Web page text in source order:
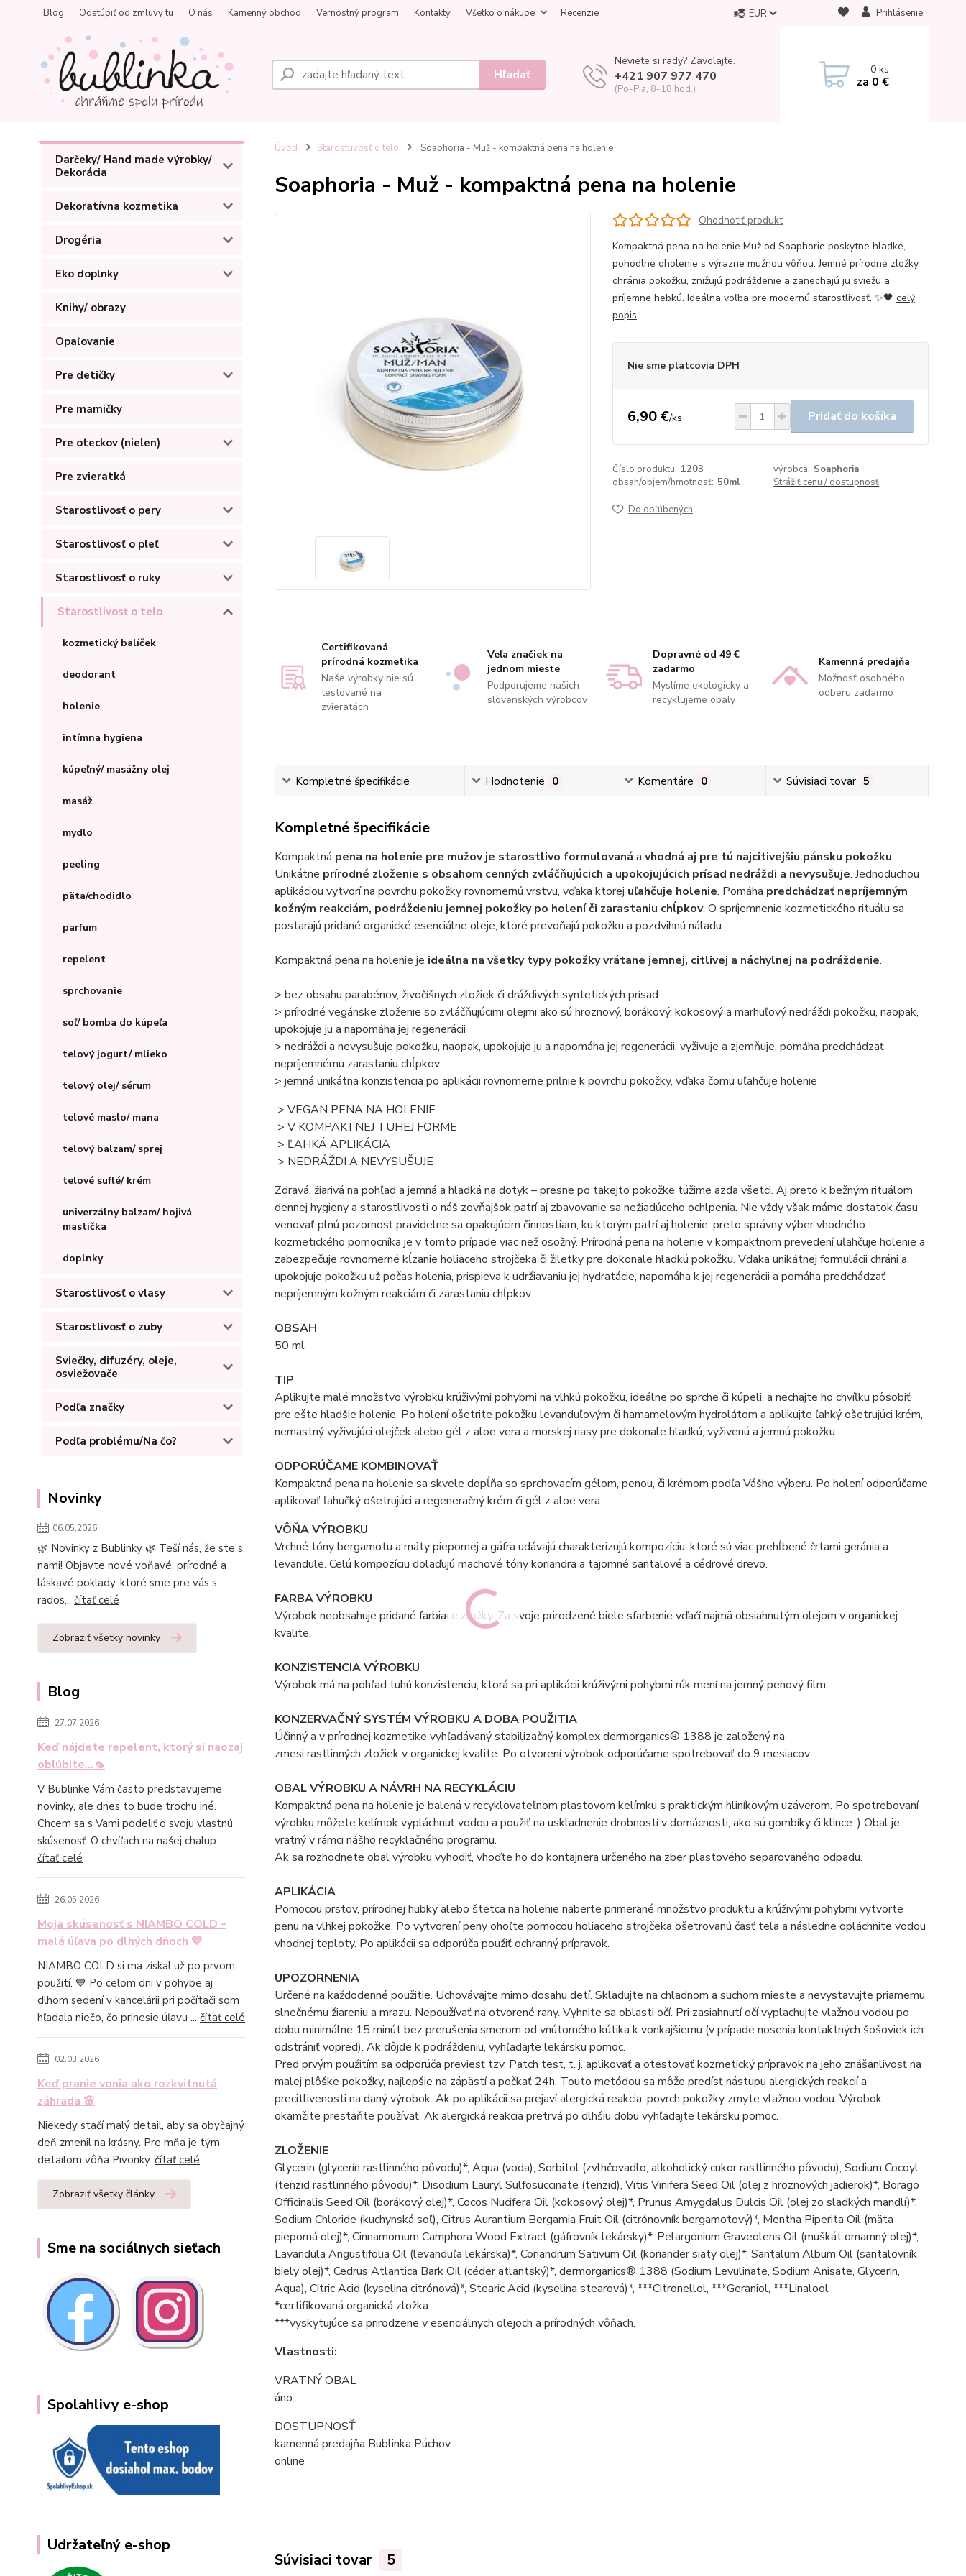
Blog Odstúpiť od zmluvy tu O nás Kamenný obchod Vernostný program Kontakty Všetko o nákupe Recenzie EUR Prihlásenie
Hľadať
Neviete si rady? Zavolajte.
+421 907 977 470
(Po-Pia, 8-18 hod.)
0ks
za 0 €
Darčeky/ Hand made výrobky/
Dekorácia
Dekoratívna kozmetika
Drogéria
Eko doplnky
Knihy/ obrazy
Opaľovanie
Pre detičky
Pre mamičky
Pre oteckov (nielen)
Pre zvieratká
Starostlivosť o pery
Starostlivosť o pleť
Starostlivosť o ruky
Starostlivosť o telo
kozmetický balíček
deodorant
holenie
intímna hygiena
kúpeľný/ masážny olej
masáž
mydlo
peeling
päta/chodidlo
parfum
repelent
sprchovanie
soľ/ bomba do kúpeľa
telový jogurt/ mlieko
telový olej/ sérum
telové maslo/ mana
telový balzam/ sprej
telové suflé/ krém
univerzálny balzam/ hojivá
mastička
doplnky
Starostlivosť o vlasy
Starostlivosť o zuby
Sviečky, difuzéry, oleje,
osviežovače
Podľa značky
Podľa problému/Na čo?
Novinky
06.05.2026
🌿 Novinky z Bublinky 🌿 Teší nás, že ste s
nami! Objavte nové voňavé, prírodné a
láskavé poklady, ktoré sme pre vás s
rados... čítať celé
Zobraziť všetky novinky
Blog
27.07.2026
Keď nájdete repelent, ktorý si naozaj
obľúbite...🦟
V Bublinke Vám často predstavujeme
novinky, ale dnes to bude trochu iné.
Chcem sa s Vami podeliť o svoju vlastnú
skúsenosť. O chvíľach na našej chalup...
čítať celé
26.05.2026
Moja skúsenosť s NIAMBO COLD –
malá úľava po dlhých dňoch 💙
NIAMBO COLD si ma získal už po prvom
použití. 💙 Po celom dni v pohybe aj
dlhom sedení v kancelárii pri počítači som
hľadala niečo, čo prinesie úľavu ... čítať celé
02.03.2026
Keď pranie vonia ako rozkvitnutá
záhrada 🌸
Niekedy stačí malý detail, aby sa obyčajný
deň zmenil na krásny. Pre mňa je tým
detailom vôňa Pivonky. čítať celé
Zobraziť všetky články
Sme na sociálnych sieťach
Spolahlivy e-shop
Udržateľný e-shop
Úvod Starostlivosť o telo Soaphoria - Muž - kompaktná pena na holenie
Soaphoria - Muž - kompaktná pena na holenie
Ohodnotiť produkt
Kompaktná pena na holenie Muž od Soaphorie poskytne hladké,
pohodlné oholenie s výrazne mužnou vôňou. Jemné prírodné zložky
chránia pokožku, znižujú podráždenie a zanechajú ju sviežu a
príjemne hebkú. Ideálna voľba pre modernú starostlivosť. ✨🖤 celý
popis
Nie sme platcovia DPH
6,90 €/ks Pridať do košíka
Číslo produktu: 1203 výrobca: Soaphoria
obsah/objem/hmotnosť: 50ml Strážiť cenu / dostupnosť
Do obľúbených
Certifikovaná
prírodná kozmetika
Naše výrobky nie sú
testované na
zvieratách
Veľa značiek na
jednom mieste
Podporujeme našich
slovenských výrobcov
Dopravné od 49 €
zadarmo
Myslíme ekologicky a
recyklujeme obaly
Kamenná predajňa
Možnosť osobného
odberu zadarmo
Kompletné špecifikácie Hodnotenie 0 Komentáre 0 Súvisiaci tovar 5
Kompletné špecifikácie
Kompaktná pena na holenie pre mužov je starostlivo formulovaná a vhodná aj pre tú najcitivejšiu pánsku pokožku.
Unikátne prírodné zloženie s obsahom cenných zvláčňujúcich a upokojujúcich prísad nedráždi a nevysušuje. Jednoduchou
aplikáciou vytvorí na povrchu pokožky rovnomernú vrstvu, vďaka ktorej uľahčuje holenie. Pomáha predchádzať nepríjemným
kožným reakciám, podráždeniu jemnej pokožky po holení či zarastaniu chĺpkov. O spríjemnenie kozmetického rituálu sa
postarajú pridané organické esenciálne oleje, ktoré prevoňajú pokožku a pozdvihnú náladu.
Kompaktná pena na holenie je ideálna na všetky typy pokožky vrátane jemnej, citlivej a náchylnej na podráždenie.
> bez obsahu parabénov, živočíšnych zložiek či dráždivých syntetických prísad
> prírodné vegánske zloženie so zvláčňujúcimi olejmi ako sú hroznový, borákový, kokosový a marhuľový nedráždi pokožku, naopak,
upokojuje ju a napomáha jej regenerácii
> nedráždi a nevysušuje pokožku, naopak, upokojuje ju a napomáha jej regenerácii, vyživuje a zjemňuje, pomáha predchádzať
nepríjemnému zarastaniu chĺpkov
> jemná unikátna konzistencia po aplikácii rovnomerne priľnie k povrchu pokožky, vďaka čomu uľahčuje holenie
> VEGAN PENA NA HOLENIE
> V KOMPAKTNEJ TUHEJ FORME
> ĽAHKÁ APLIKÁCIA
> NEDRÁŽDI A NEVYSUŠUJE
Zdravá, žiarivá na pohľad a jemná a hladká na dotyk – presne po takejto pokožke túžime azda všetci. Aj preto k bežným rituálom
dennej hygieny a starostlivosti o náš zovňajšok patrí aj zbavovanie sa nežiadúceho ochlpenia. Nie vždy však máme dostatok času
venovať plnú pozornosť pravidelne sa opakujúcim činnostiam, ku ktorým patrí aj holenie, preto správny výber vhodného
kozmetického pomocníka je v tomto prípade viac než osožný. Prírodná pena na holenie v kompaktnom prevedení uľahčuje holenie a
zabezpečuje rovnomerné kĺzanie holiaceho strojčeka či žiletky pre dokonale hladkú pokožku. Vďaka unikátnej formulácii chráni a
upokojuje pokožku už počas holenia, prispieva k udržiavaniu jej hydratácie, napomáha k jej regenerácii a pomáha predchádzať
nepríjemným kožným reakciám či zarastaniu chĺpkov.
OBSAH
50 ml
TIP
Aplikujte malé množstvo výrobku krúživými pohybmi na vlhkú pokožku, ideálne po sprche či kúpeli, a nechajte ho chvíľku pôsobiť
pre ešte hladšie holenie. Po holení ošetrite pokožku levanduľovým či hamamelovým hydrolátom a aplikujte ľahký ošetrujúci krém,
nemastný vyživujúci olejček alebo gél z aloe vera a morskej riasy pre dokonale hladkú, vyživenú a jemnú pokožku.
ODPORÚČAME KOMBINOVAŤ
Kompaktná pena na holenie sa skvele dopĺňa so sprchovacím gélom, penou, či krémom podľa Vášho výberu. Po holení odporúčame
aplikovať ľahučký ošetrujúci a regeneračný krém či gél z aloe vera.
VÔŇA VÝROBKU
Vrchné tóny bergamotu a mäty piepornej a gáfra udávajú charakterizujú kompozíciu, ktoré sú viac prehĺbené črtami geránia a
levandule. Celú kompozíciu dolaďujú machové tóny koriandra a tajomné santalové a cédrové drevo.
FARBA VÝROBKU
Výrobok neobsahuje pridané farbiace zložky. Za svoje prirodzené biele sfarbenie vďačí najmä obsiahnutým olejom v organickej
kvalite.
KONZISTENCIA VÝROBKU
Výrobok má na pohľad tuhú konzistenciu, ktorá sa pri aplikácii krúživými pohybmi rúk mení na jemný penový film.
KONZERVAČNÝ SYSTÉM VÝROBKU A DOBA POUŽITIA
Účinný a v prírodnej kozmetike vyhľadávaný stabilizačný komplex dermorganics® 1388 je založený na
zmesi rastlinných zložiek v organickej kvalite. Po otvorení výrobok odporúčame spotrebovať do 9 mesiacov..
OBAL VÝROBKU A NÁVRH NA RECYKLÁCIU
Kompaktná pena na holenie je balená v recyklovateľnom plastovom kelímku s praktickým hliníkovým uzáverom. Po spotrebovaní
výrobku môžete kelímok vypláchnuť vodou a použiť na uskladnenie drobností v domácnosti, ako sú gombíky či klince :) Obal je
vratný v rámci nášho recyklačného programu.
Ak sa rozhodnete obal výrobku vyhodiť, vhoďte ho do kontajnera určeného na zber plastového separovaného odpadu.
APLIKÁCIA
Pomocou prstov, prírodnej hubky alebo štetca na holenie naberte primerané množstvo produktu a krúživými pohybmi vytvorte
penu na vlhkej pokožke. Po vytvorení peny ohoľte pomocou holiaceho strojčeka ošetrovanú časť tela a následne opláchnite vodou
vhodnej teploty. Po aplikácii sa odporúča použiť ochranný prípravok.
UPOZORNENIA
Určené na každodenné použitie. Uchovávajte mimo dosahu detí. Skladujte na chladnom a suchom mieste a nevystavujte priamemu
slnečnému žiareniu a mrazu. Nepoužívať na otvorené rany. Vyhnite sa oblasti očí. Pri zasiahnutí očí vyplachujte vlažnou vodou po
dobu minimálne 15 minút bez prerušenia smerom od vnútorného kútika k vonkajšiemu (v prípade nosenia kontaktných šošoviek ich
odstrániť vopred). Ak dôjde k podráždeniu, vyhľadajte lekársku pomoc.
Pred prvým použitím sa odporúča previesť tzv. Patch test, t. j. aplikovať a otestovať kozmetický prípravok na jeho znášanlivosť na
malej plôške pokožky, najlepšie na zápästí a počkať 24h. Touto metódou sa môže predísť nástupu alergických reakcií a
precitlivenosti na daný výrobok. Ak po aplikácii sa prejaví alergická reakcia, povrch pokožky zmyte vlažnou vodou. Výrobok
okamžite prestaňte používať. Ak alergická reakcia pretrvá po dlhšiu dobu vyhľadajte lekársku pomoc.
ZLOŽENIE
Glycerin (glycerín rastlinného pôvodu)*, Aqua (voda), Sorbitol (zvlhčovadlo, alkoholický cukor rastlinného pôvodu), Sodium Cocoyl
(tenzid rastlinného pôvodu)*, Disodium Lauryl Sulfosuccinate (tenzid), Vitis Vinifera Seed Oil (olej z hroznových jadierok)*, Borago
Officinalis Seed Oil (borákový olej)*, Cocos Nucifera Oil (kokosový olej)*, Prunus Amygdalus Dulcis Oil (olej zo sladkých mandlí)*,
Sodium Chloride (kuchynská soľ), Citrus Aurantium Bergamia Fruit Oil (citrónovník bergamotový)*, Mentha Piperita Oil (mäta
pieporná olej)*, Cinnamomum Camphora Wood Extract (gáfrovník lekársky)*, Pelargonium Graveolens Oil (muškát omamný olej)*,
Lavandula Angustifolia Oil (levanduľa lekárska)*, Coriandrum Sativum Oil (koriander siaty olej)*, Santalum Album Oil (santalovník
biely olej)*, Cedrus Atlantica Bark Oil (céder atlantský)*, dermorganics® 1388 (Sodium Levulinate, Sodium Anisate, Glycerin,
Aqua), Citric Acid (kyselina citrónová)*, Stearic Acid (kyselina stearová)*, ***Citronellol, ***Geraniol, ***Linalool
*certifikovaná organická zložka
***vyskytujúce sa prirodzene v esenciálnych olejoch a prírodných vôňach.
Vlastnosti:
VRATNÝ OBAL
áno
DOSTUPNOSŤ
kamenná predajňa Bublinka Púchov
online
Súvisiaci tovar 5